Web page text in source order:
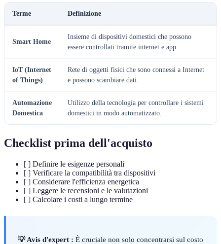
Terme Definizione
Smart Home
Insieme di dispositivi domestici che possono
essere controllati tramite internet e app.
IoT (Internet
of Things)
Rete di oggetti fisici che sono connessi a Internet
e possono scambiare dati.
Automazione
Domestica
Utilizzo della tecnologia per controllare i sistemi
domestici in modo automatizzato.
Checklist prima dell'acquisto
[ ] Definire le esigenze personali
[ ] Verificare la compatibilità tra dispositivi
[ ] Considerare l'efficienza energetica
[ ] Leggere le recensioni e le valutazioni
[ ] Calcolare i costi a lungo termine
💡 Avis d'expert : È cruciale non solo concentrarsi sul costo